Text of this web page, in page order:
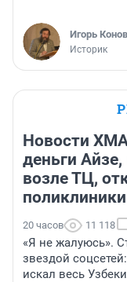
Игорь
Историк
Новости
деньги
возле ТЦ,
поликлиники
20 часов 11 118
«Я не жалуюсь».
звездой
искал весь